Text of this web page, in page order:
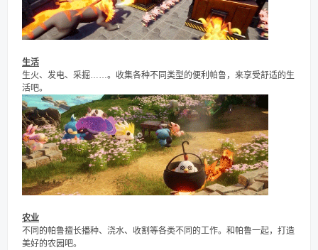
生活
生火、发电、采掘……。收集各种不同类型的便利帕鲁，来享受舒适的生
活吧。
农业
不同的帕鲁擅长播种、浇水、收割等各类不同的工作。和帕鲁一起，打造
美好的农园吧。